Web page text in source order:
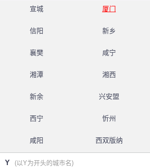
宣城 厦门
信阳 新乡
襄樊 咸宁
湘潭 湘西
新余 兴安盟
西宁 忻州
咸阳 西双版纳
Y (以Y为开头的城市名)